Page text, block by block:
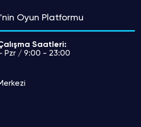
Oyun Platformu
Saatleri:
Pzr / 9:00 - 23:00